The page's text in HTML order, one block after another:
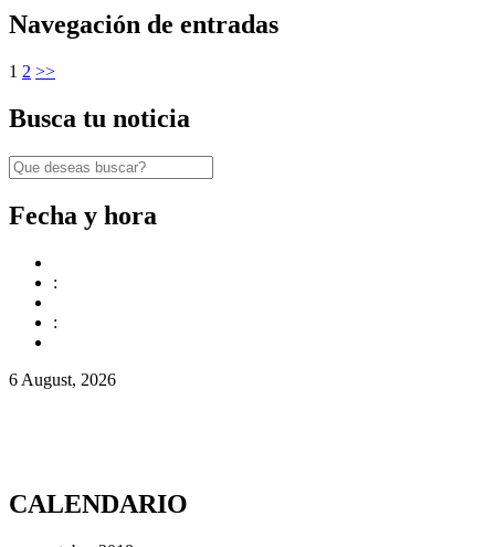
Navegación de entradas
1 2 >>
Busca tu noticia
Fecha y hora
:
:
6 August, 2026
CALENDARIO